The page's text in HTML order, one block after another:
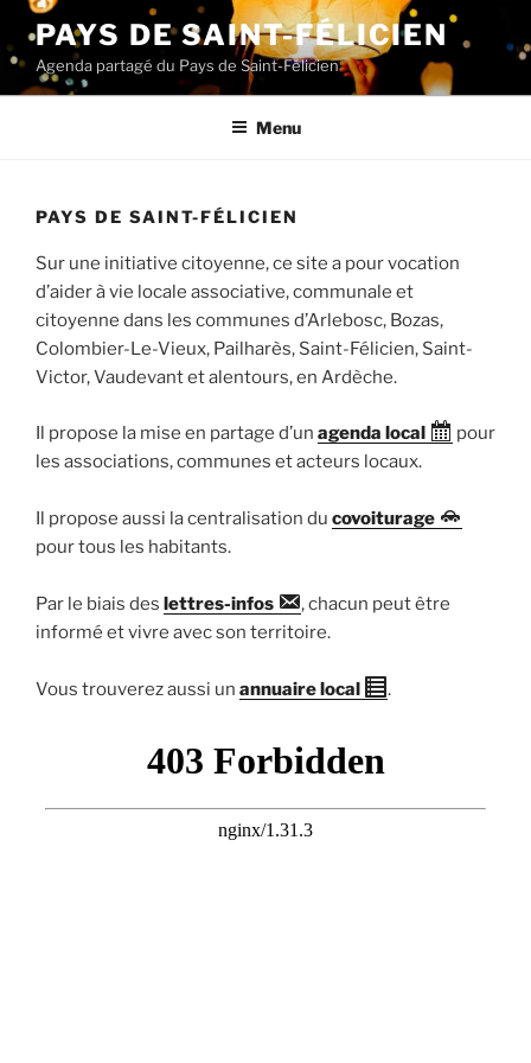
Aller
au
contenu
principal
PAYS DE SAINT-FÉLICIEN
Agenda partagé du Pays de Saint-Félicien
Menu
PAYS DE SAINT-FÉLICIEN
Sur une initiative citoyenne, ce site a pour vocation
d’aider à vie locale associative, communale et
citoyenne dans les communes d’Arlebosc, Bozas,
Colombier-Le-Vieux, Pailharès, Saint-Félicien, Saint-
Victor, Vaudevant et alentours, en Ardèche.
Il propose la mise en partage d’un agenda local
pour
les associations, communes et acteurs locaux.
Il propose aussi la centralisation du covoiturage
pour tous les habitants.
Par le biais des lettres-infos
, chacun peut être
informé et vivre avec son territoire.
Vous trouverez aussi un annuaire local .